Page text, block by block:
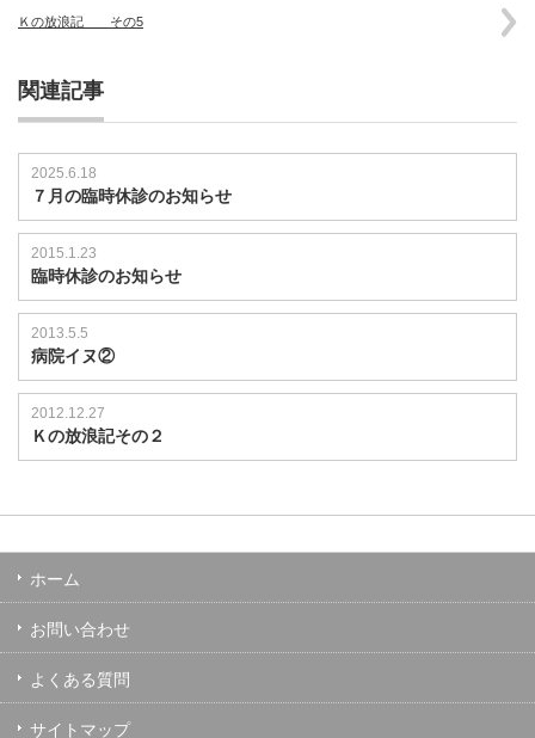
Ｋの放浪記 その5
関連記事
2025.6.18
７月の臨時休診のお知らせ
2015.1.23
臨時休診のお知らせ
2013.5.5
病院イヌ②
2012.12.27
Ｋの放浪記その２
ホーム
お問い合わせ
よくある質問
サイトマップ